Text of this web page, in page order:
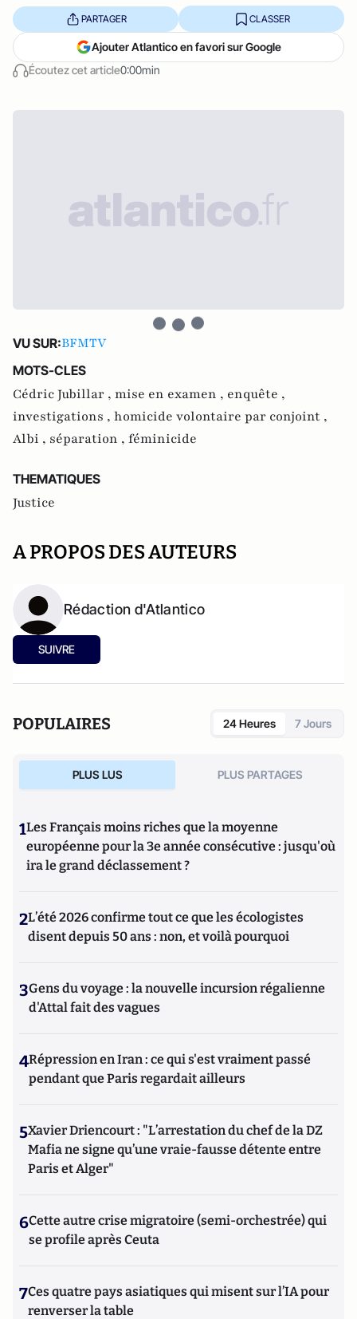
Écoutez cet article0:00min
PARTAGER CLASSER
Ajouter Atlantico en favori sur Google
VU SUR:BFMTV
MOTS-CLES
Cédric Jubillar , mise en examen , enquête ,
investigations , homicide volontaire par conjoint ,
Albi , séparation , féminicide
THEMATIQUES
Justice
A PROPOS DES AUTEURS
Rédaction d'Atlantico
SUIVRE
POPULAIRES 24 Heures 7 Jours
PLUS LUS PLUS PARTAGES
1Les Français moins riches que la moyenne
européenne pour la 3e année consécutive : jusqu'où
ira le grand déclassement ?
2L’été 2026 confirme tout ce que les écologistes
disent depuis 50 ans : non, et voilà pourquoi
3Gens du voyage : la nouvelle incursion régalienne
d'Attal fait des vagues
4Répression en Iran : ce qui s'est vraiment passé
pendant que Paris regardait ailleurs
5Xavier Driencourt : "L’arrestation du chef de la DZ
Mafia ne signe qu’une vraie-fausse détente entre
Paris et Alger"
6Cette autre crise migratoire (semi-orchestrée) qui
se profile après Ceuta
7Ces quatre pays asiatiques qui misent sur l’IA pour
renverser la table